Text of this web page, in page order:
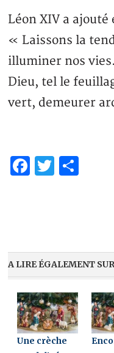
Léon XIV a ajouté
« Laissons la
illuminer nos
Dieu, tel le
vert, demeurer
Facebook
A LIRE ÉGALEMENT
Une crèche